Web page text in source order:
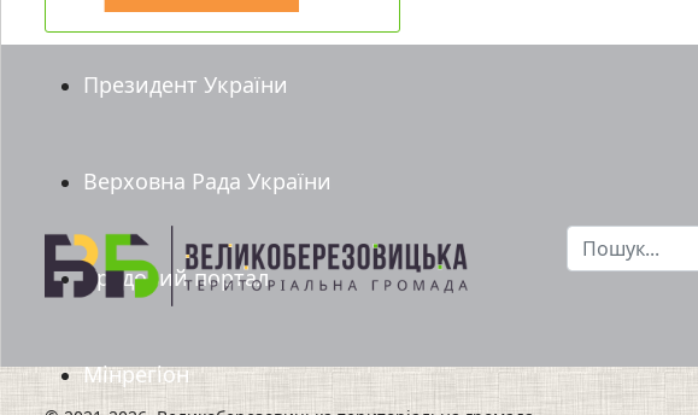
Президент України
Верховна Рада України
Урядовий портал
Мінрегіон
Пошук...